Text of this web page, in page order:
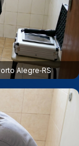
Alegre‑RS